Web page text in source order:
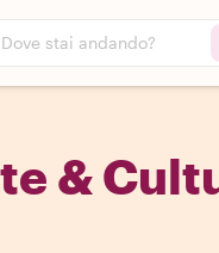
Dove stai andando?
&